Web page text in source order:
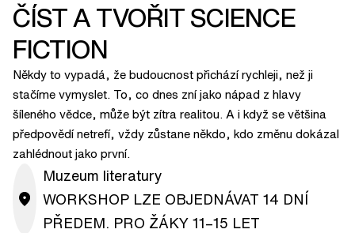
ČÍST A TVOŘIT SCIENCE
FICTION
Někdy to vypadá, že budoucnost přichází rychleji, než ji
stačíme vymyslet. To, co dnes zní jako nápad z hlavy
šíleného vědce, může být zítra realitou. A i když se většina
předpovědí netrefí, vždy zůstane někdo, kdo změnu dokázal
zahlédnout jako první.
Muzeum literatury
WORKSHOP LZE OBJEDNÁVAT 14 DNÍ
PŘEDEM. PRO ŽÁKY 11–15 LET